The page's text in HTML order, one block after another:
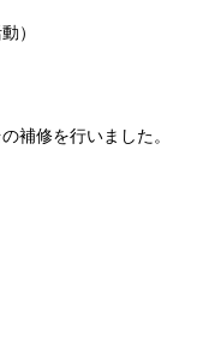
）
補修を行いました。